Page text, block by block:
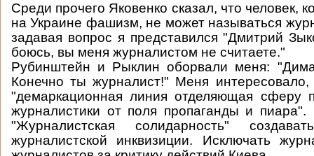
Среди прочего Яковенко сказал, что человек,
на Украине фашизм, не может называться
задавая вопрос я представился "Дмитрий
боюсь, вы меня журналистом не считаете."
Рубинштейн и Рыклин оборвали меня:
Конечно ты журналист!" Меня интересовало,
"демаркационная линия отделяющая сферу
журналистики от поля пропаганды и
"Журналистская солидарность"
журналистской инквизиции. Исключать